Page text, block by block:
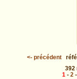
<- précédent
392
1 - 2 -